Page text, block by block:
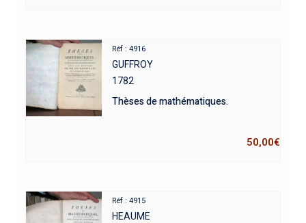
Réf : 4916
GUFFROY
1782
Thèses de mathématiques.
50,00€
Réf : 4915
HEAUME